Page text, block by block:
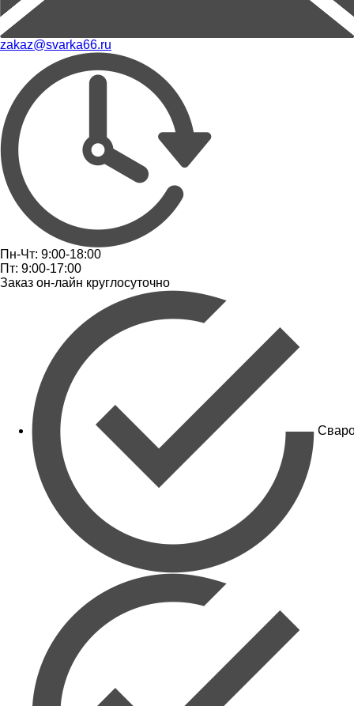
zakaz@svarka66.ru
Пн-Чт: 9:00-18:00
Пт: 9:00-17:00
Заказ он-лайн круглосуточно